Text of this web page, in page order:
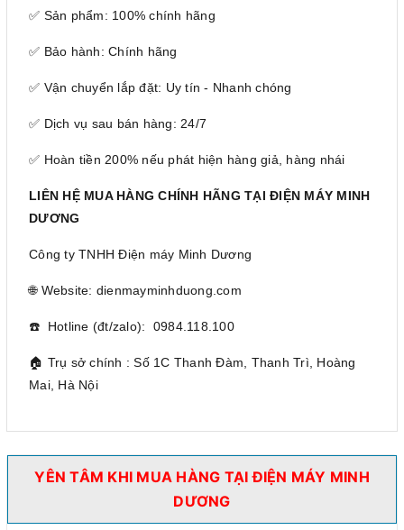
✅ Sản phẩm: 100% chính hãng
✅ Bảo hành: Chính hãng
✅ Vận chuyển lắp đặt: Uy tín - Nhanh chóng
✅ Dịch vụ sau bán hàng: 24/7
✅ Hoàn tiền 200% nếu phát hiện hàng giả, hàng nhái
LIÊN HỆ MUA HÀNG CHÍNH HÃNG TẠI ĐIỆN MÁY MINH
DƯƠNG
Công ty TNHH Điện máy Minh Dương
🌐 Website: dienmayminhduong.com
☎️ Hotline (đt/zalo): 0984.118.100
🏠 Trụ sở chính : Số 1C Thanh Đàm, Thanh Trì, Hoàng
Mai, Hà Nội
YÊN TÂM KHI MUA HÀNG TẠI ĐIỆN MÁY MINH
DƯƠNG